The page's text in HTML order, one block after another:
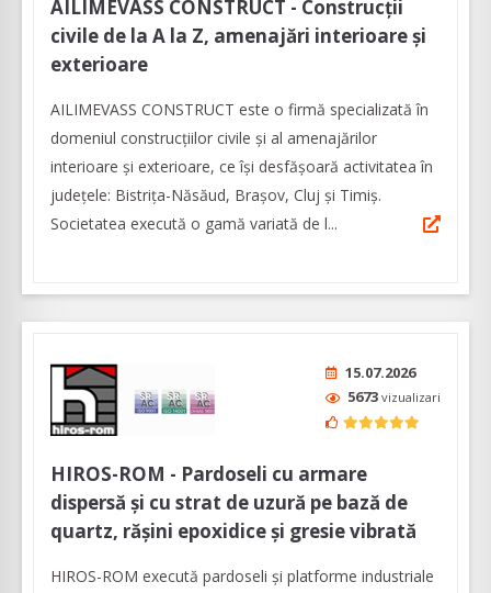
AILIMEVASS CONSTRUCT - Construcții
civile de la A la Z, amenajări interioare și
exterioare
AILIMEVASS CONSTRUCT este o firmă specializată în
domeniul construcțiilor civile și al amenajărilor
interioare și exterioare, ce își desfășoară activitatea în
județele: Bistrița-Năsăud, Brașov, Cluj și Timiș.
Societatea execută o gamă variată de l...
15.07.2026
5673 vizualizari
HIROS-ROM - Pardoseli cu armare
dispersă și cu strat de uzură pe bază de
quartz, rășini epoxidice și gresie vibrată
HIROS-ROM execută pardoseli şi platforme industriale